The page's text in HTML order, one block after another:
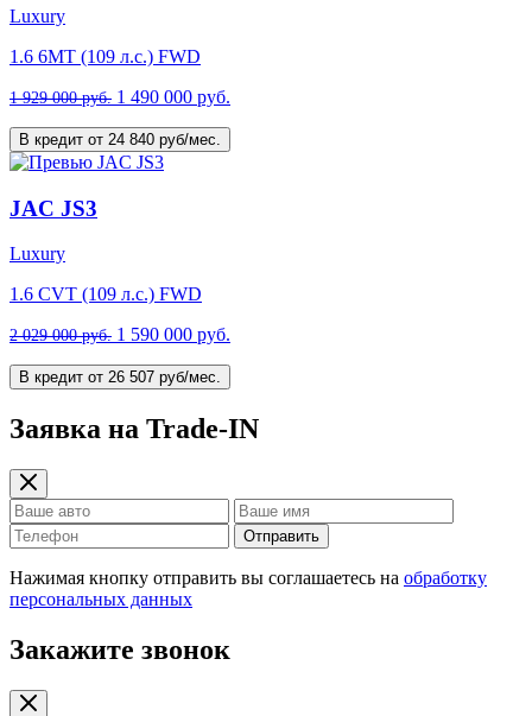
Luxury
1.6 6MT (109 л.с.) FWD
1 929 000 руб. 1 490 000 руб.
В кредит от 24 840 руб/мес.
JAC JS3
Luxury
1.6 CVT (109 л.с.) FWD
2 029 000 руб. 1 590 000 руб.
В кредит от 26 507 руб/мес.
Заявка на Trade-IN
Отправить
Нажимая кнопку отправить вы соглашаетесь на обработку
персональных данных
Закажите звонок